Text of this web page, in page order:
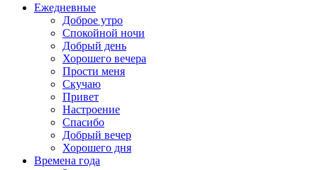
Ежедневные
Доброе утро
Спокойной ночи
Добрый день
Хорошего вечера
Прости меня
Скучаю
Привет
Настроение
Спасибо
Добрый вечер
Хорошего дня
Времена года